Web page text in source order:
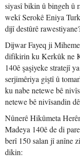
siyasî bikin û bingeh û
wekî Serokê Eniya
dijî destûrê
Dijwar Fayeq ji
difikirin ku Kerkûk ne
140ê şaşiyeke stratejî
serjimêriya giştî û
ku nabe netewe bê
netewe bê nivîsandin
Nûnerê Hikûmeta
Madeya 140ê de di
berî 150 salan jî anîne
dikin: